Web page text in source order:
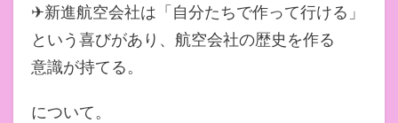
✈新進航空会社は「自分たちで作って行ける」
という喜びがあり、航空会社の歴史を作る
意識が持てる。
について。